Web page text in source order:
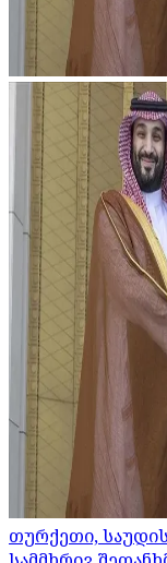
თურქეთი,